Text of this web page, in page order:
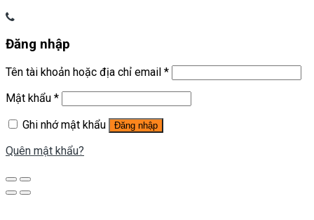
Đăng nhập
Tên tài khoản hoặc địa chỉ email *
Mật khẩu *
Ghi nhớ mật khẩu
Đăng nhập
Quên mật khẩu?